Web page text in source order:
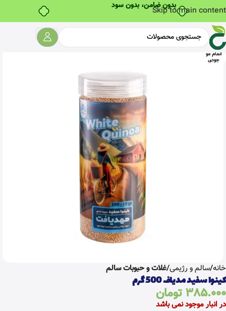
بدون ضامن، بدون سودSkip to main content
اتمام مو
جودی
خانه سالم و رژیمی غلات و حبوبات سالم
کینوا سفید مدیاف 500 گرم
385.000تومان
در انبار موجود نمی باشد